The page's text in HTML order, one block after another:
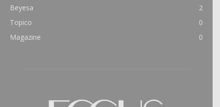
Beyesa
2
Topico
0
Magazine
0